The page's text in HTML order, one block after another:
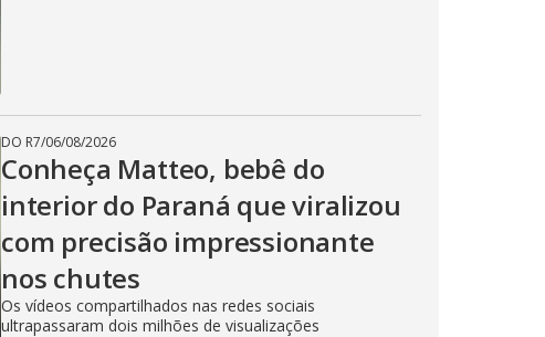
DO R7/06/08/2026
Conheça Matteo, bebê do
interior do Paraná que viralizou
com precisão impressionante
nos chutes
Os vídeos compartilhados nas redes sociais
ultrapassaram dois milhões de visualizações